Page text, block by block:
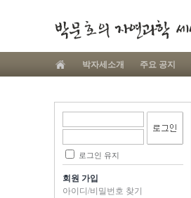
박자세소개 주요 공지
로그인 유지
회원 가입
아이디/비밀번호 찾기